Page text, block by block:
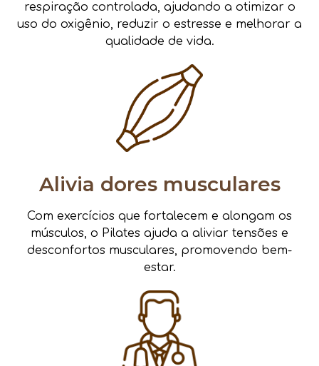
respiração controlada, ajudando a otimizar o
uso do oxigênio, reduzir o estresse e melhorar a
qualidade de vida.
Alivia dores musculares
Com exercícios que fortalecem e alongam os
músculos, o Pilates ajuda a aliviar tensões e
desconfortos musculares, promovendo bem-
estar.